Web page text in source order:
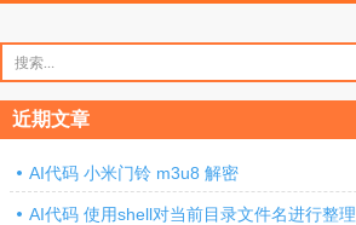
索：
近期文章
AI代码 小米门铃 m3u8 解密
AI代码 使用shell对当前目录文件名进行整理